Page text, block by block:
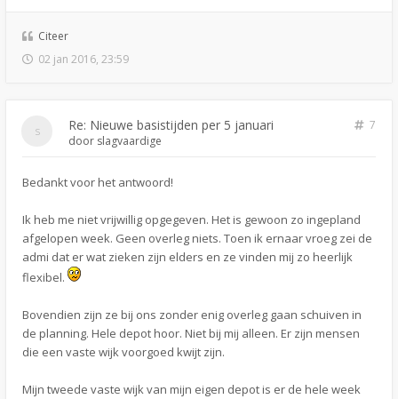
Citeer
02 jan 2016, 23:59
Re: Nieuwe basistijden per 5 januari
7
door slagvaardige
Bedankt voor het antwoord!
Ik heb me niet vrijwillig opgegeven. Het is gewoon zo ingepland
afgelopen week. Geen overleg niets. Toen ik ernaar vroeg zei de
admi dat er wat zieken zijn elders en ze vinden mij zo heerlijk
flexibel.
Bovendien zijn ze bij ons zonder enig overleg gaan schuiven in
de planning. Hele depot hoor. Niet bij mij alleen. Er zijn mensen
die een vaste wijk voorgoed kwijt zijn.
Mijn tweede vaste wijk van mijn eigen depot is er de hele week